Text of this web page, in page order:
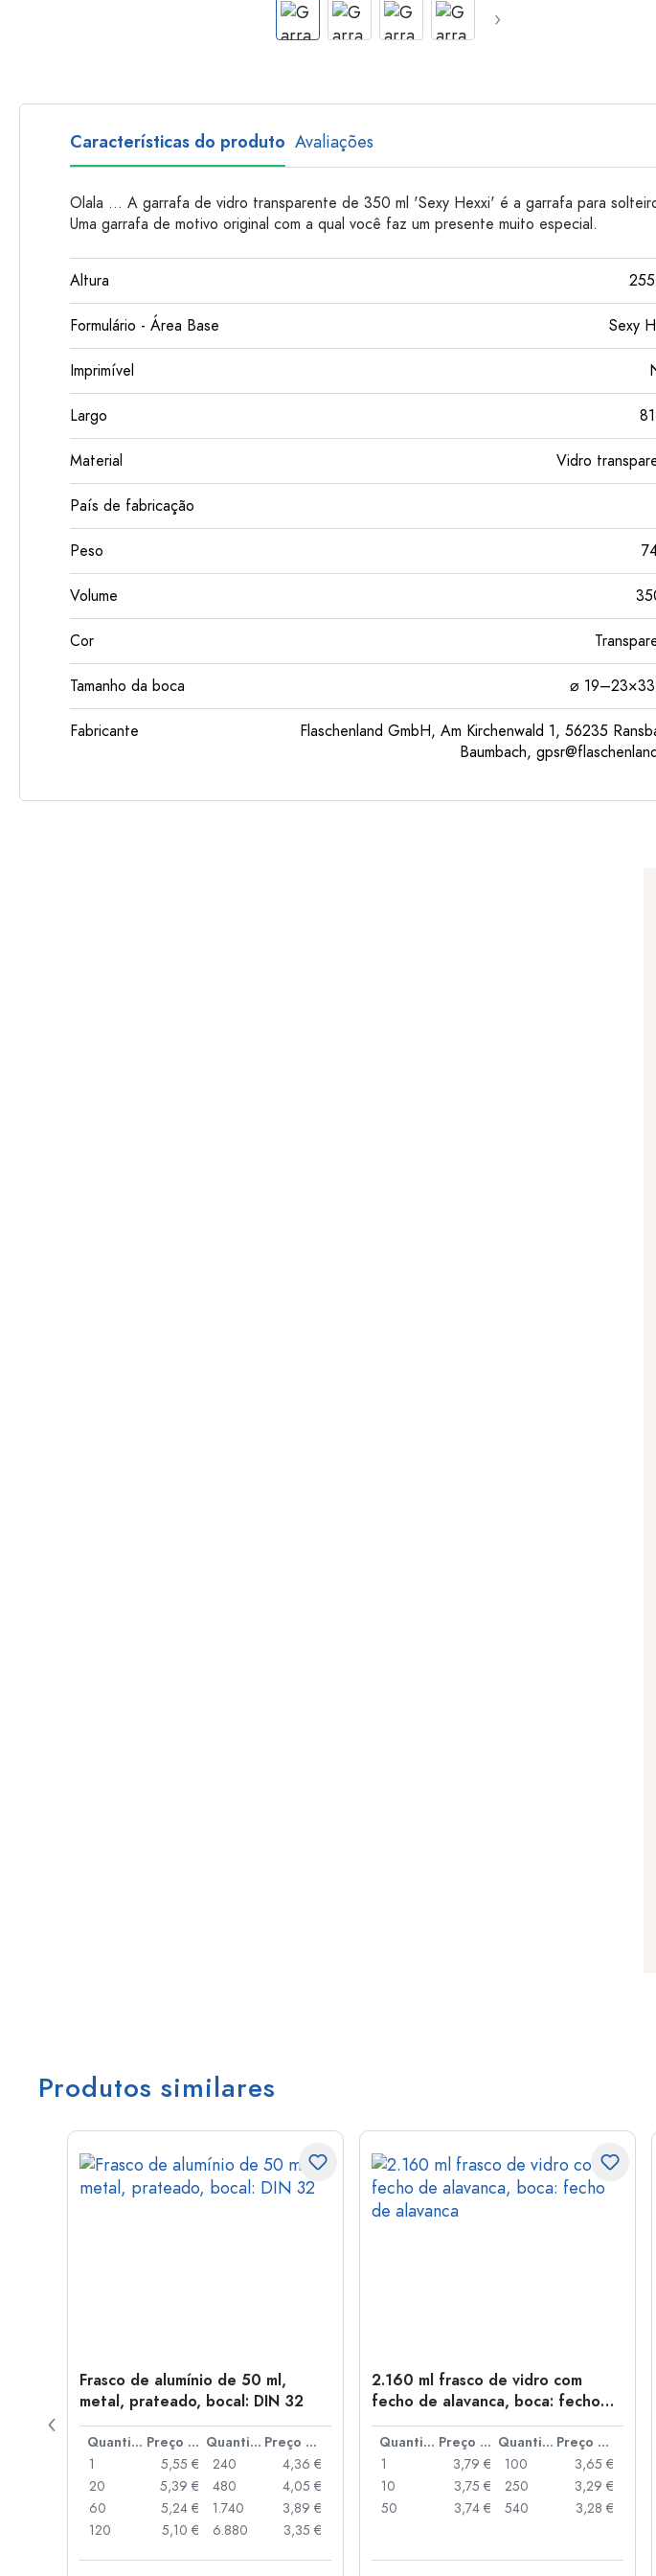
Garrafas de plastico
Características do produto Avaliações
Olala ... A garrafa de vidro transparente de 350 ml 'Sexy Hexxi' é a garrafa para
Uma garrafa de motivo original com a qual você faz um presente muito especial.
Altura 255
Formulário - Área Base Sexy
Imprimível
Largo 81
Material Vidro
País de fabricação
Peso
Volume
Cor
Tamanho da boca ⌀ 19–23×33
Fabricante
Flaschenland GmbH, Am Kirchenwald 1, 56235
Baumbach,
Produtos similares
Frasco de alumínio de 50 ml,
metal, prateado, bocal: DIN 32
Quantidade Preço por peça Quantidade
Preço por peça
1
5,55 €
20
5,39 €
60
5,24 €
120
5,10 €
240
4,36 €
480
4,05 €
1.740
3,89 €
6.880
3,35 €
2.160 ml frasco de vidro com
fecho de alavanca, boca: fecho
de alavanca
Quantidade Preço por peça Quantidade
Preço por peça
1
3,79 €
10
3,75 €
50
3,74 €
100
3,65 €
250
3,29 €
540
3,28 €